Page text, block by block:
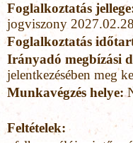
Foglalkoztatás
jogviszony
Foglalkoztatás
Irányadó megbízási
jelentkezésében meg
Munkavégzés helye:
Feltételek: